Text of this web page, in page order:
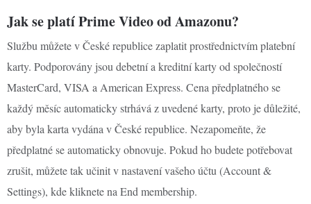
Jak se platí Prime Video od Amazonu?
Službu můžete v České republice zaplatit prostřednictvím platební
karty. Podporovány jsou debetní a kreditní karty od společností
MasterCard, VISA a American Express. Cena předplatného se
každý měsíc automaticky strhává z uvedené karty, proto je důležité,
aby byla karta vydána v České republice. Nezapomeňte, že
předplatné se automaticky obnovuje. Pokud ho budete potřebovat
zrušit, můžete tak učinit v nastavení vašeho účtu (Account &
Settings), kde kliknete na End membership.